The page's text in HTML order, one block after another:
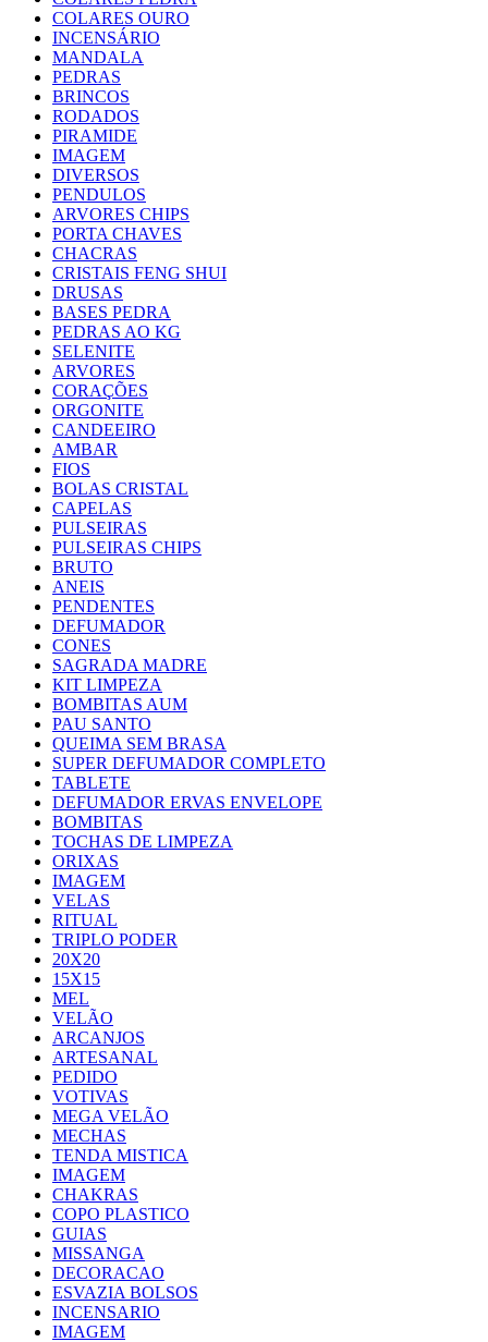
COLARES OURO
INCENSÁRIO
MANDALA
PEDRAS
BRINCOS
RODADOS
PIRAMIDE
IMAGEM
DIVERSOS
PENDULOS
ARVORES CHIPS
PORTA CHAVES
CHACRAS
CRISTAIS FENG SHUI
DRUSAS
BASES PEDRA
PEDRAS AO KG
SELENITE
ARVORES
CORAÇÕES
ORGONITE
CANDEEIRO
AMBAR
FIOS
BOLAS CRISTAL
CAPELAS
PULSEIRAS
PULSEIRAS CHIPS
BRUTO
ANEIS
PENDENTES
DEFUMADOR
CONES
SAGRADA MADRE
KIT LIMPEZA
BOMBITAS AUM
PAU SANTO
QUEIMA SEM BRASA
SUPER DEFUMADOR COMPLETO
TABLETE
DEFUMADOR ERVAS ENVELOPE
BOMBITAS
TOCHAS DE LIMPEZA
ORIXAS
IMAGEM
VELAS
RITUAL
TRIPLO PODER
20X20
15X15
MEL
VELÃO
ARCANJOS
ARTESANAL
PEDIDO
VOTIVAS
MEGA VELÃO
MECHAS
TENDA MISTICA
IMAGEM
CHAKRAS
COPO PLASTICO
GUIAS
MISSANGA
DECORACAO
ESVAZIA BOLSOS
INCENSARIO
IMAGEM